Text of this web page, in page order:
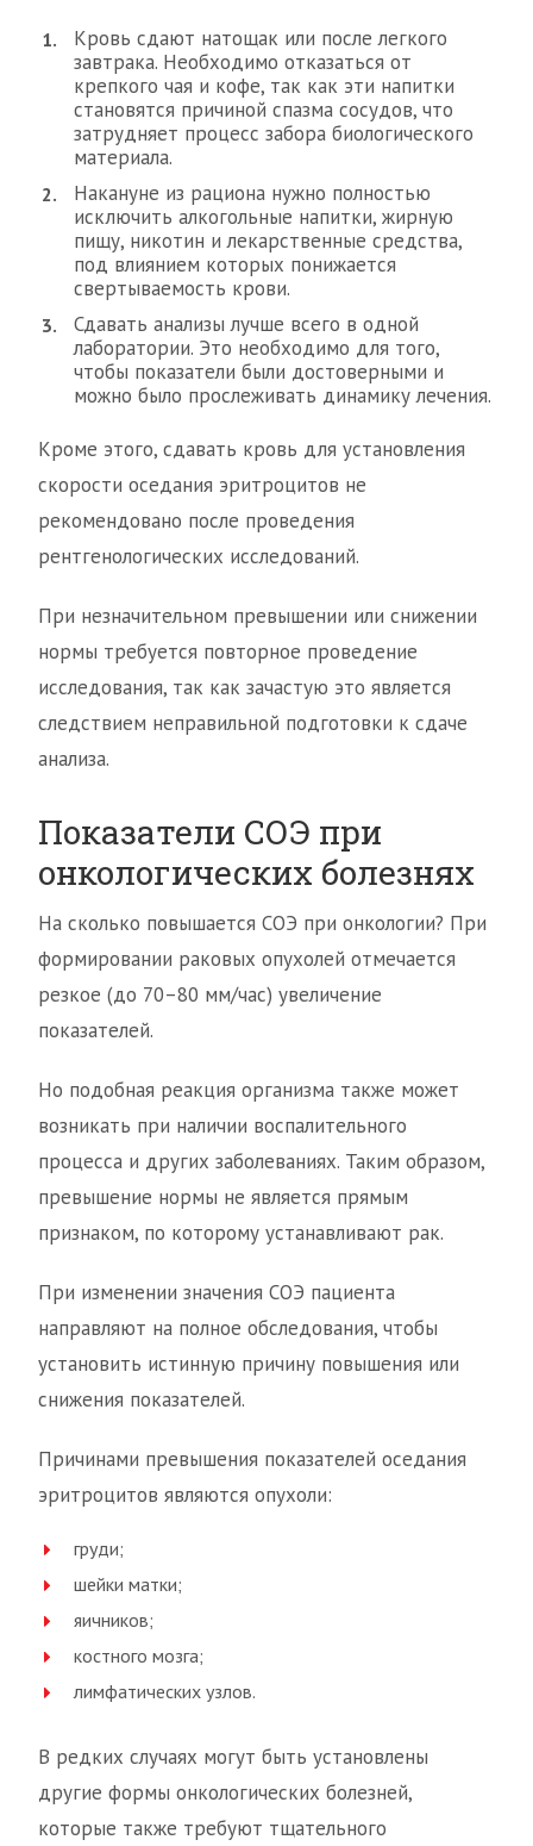
Кровь сдают натощак или после легкого
завтрака. Необходимо отказаться от
крепкого чая и кофе, так как эти напитки
становятся причиной спазма сосудов, что
затрудняет процесс забора биологического
материала.
Накануне из рациона нужно полностью
исключить алкогольные напитки, жирную
пищу, никотин и лекарственные средства,
под влиянием которых понижается
свертываемость крови.
Сдавать анализы лучше всего в одной
лаборатории. Это необходимо для того,
чтобы показатели были достоверными и
можно было прослеживать динамику лечения.
Кроме этого, сдавать кровь для установления
скорости оседания эритроцитов не
рекомендовано после проведения
рентгенологических исследований.
При незначительном превышении или снижении
нормы требуется повторное проведение
исследования, так как зачастую это является
следствием неправильной подготовки к сдаче
анализа.
Показатели СОЭ при
онкологических болезнях
На сколько повышается СОЭ при онкологии? При
формировании раковых опухолей отмечается
резкое (до 70–80 мм/час) увеличение
показателей.
Но подобная реакция организма также может
возникать при наличии воспалительного
процесса и других заболеваниях. Таким образом,
превышение нормы не является прямым
признаком, по которому устанавливают рак.
При изменении значения СОЭ пациента
направляют на полное обследования, чтобы
установить истинную причину повышения или
снижения показателей.
Причинами превышения показателей оседания
эритроцитов являются опухоли:
груди;
шейки матки;
яичников;
костного мозга;
лимфатических узлов.
В редких случаях могут быть установлены
другие формы онкологических болезней,
которые также требуют тщательного